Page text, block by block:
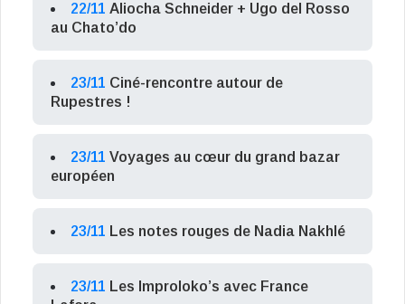
22/11 Aliocha Schneider + Ugo del Rosso
au Chato’do
23/11 Ciné-rencontre autour de
Rupestres !
23/11 Voyages au cœur du grand bazar
européen
23/11 Les notes rouges de Nadia Nakhlé
23/11 Les Improloko’s avec France